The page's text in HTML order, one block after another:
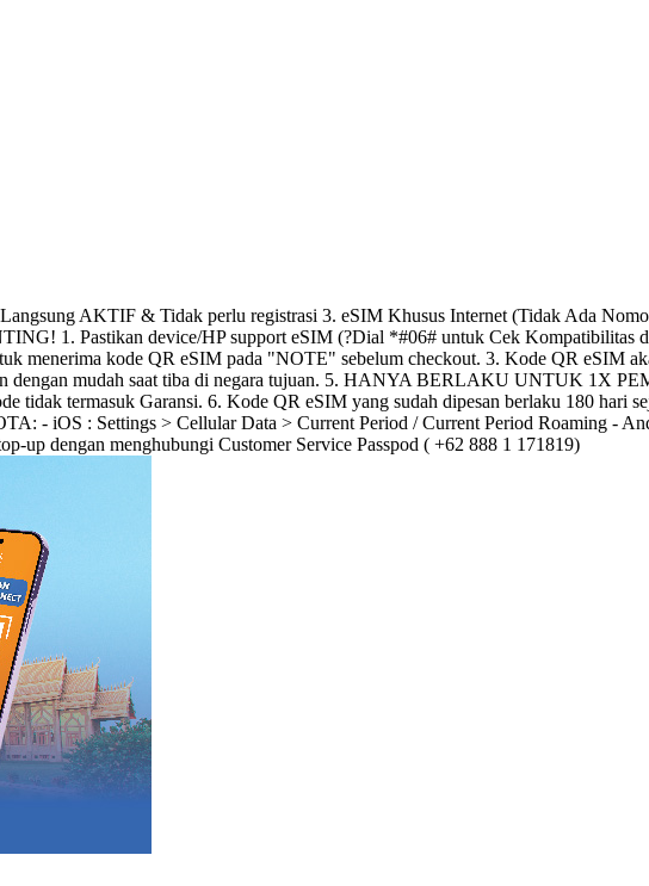
AKTIF & Tidak perlu registrasi 3. eSIM Khusus Internet (Tidak Ada
1. Pastikan device/HP support eSIM (?Dial *#06# untuk Cek Kompatibilitas
menerima kode QR eSIM pada "NOTE" sebelum checkout. 3. Kode QR eSIM
dengan mudah saat tiba di negara tujuan. 5. HANYA BERLAKU UNTUK 1X
tidak termasuk Garansi. 6. Kode QR eSIM yang sudah dipesan berlaku 180 hari
- iOS : Settings > Cellular Data > Current Period / Current Period Roaming -
up dengan menghubungi Customer Service Passpod ( +62 888 1 171819)